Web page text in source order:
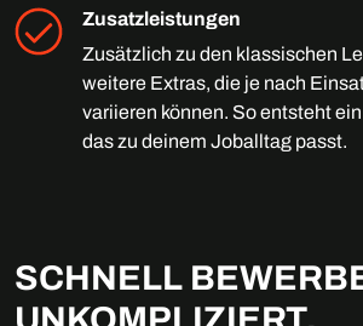
Zusatzleistungen
Zusätzlich zu den klassischen
weitere Extras, die je nach
variieren können. So entsteht
das zu deinem Joballtag passt.
SCHNELL